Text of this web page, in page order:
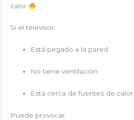
calor
Si el televisor:
Está pegado a la pared
No tiene ventilación
Está cerca de fuentes de calor
Puede provocar: